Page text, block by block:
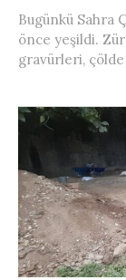
Bugünkü Sahra
önce yeşildi.
gravürleri,